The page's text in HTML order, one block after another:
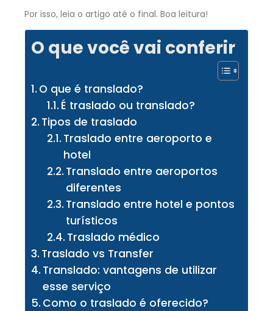
Por isso, leia o artigo até o final. Boa leitura!
O que você vai conferir
O que é translado?
É traslado ou translado?
Tipos de traslado
Traslado entre aeroporto e
hotel
Translado entre aeroportos
diferentes
Translado entre hotel e pontos
turísticos
Traslado médico
Traslado vs Transfer
Translado: vantagens de utilizar
esse serviço
Como o traslado é oferecido?